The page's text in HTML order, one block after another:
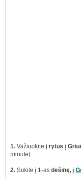
1. Važiuokite į rytus į
minutė)
2. Sukite į 1-as dešinę, į